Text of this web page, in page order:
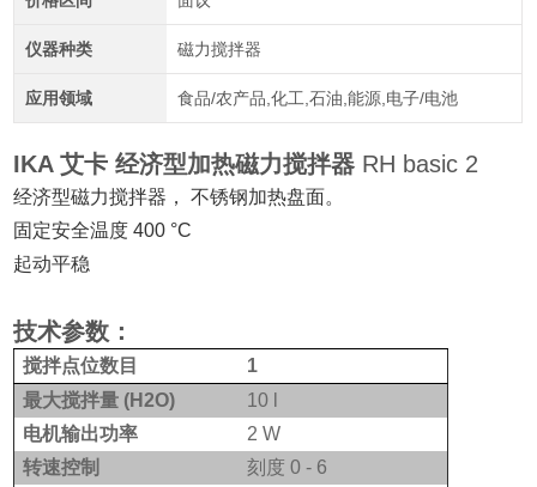
仪器种类 磁力搅拌器
应用领域 食品/农产品,化工,石油,能源,电子/电池
IKA 艾卡 经济型加热磁力搅拌器 RH basic 2
经济型磁力搅拌器， 不锈钢加热盘面。
固定安全温度 400 °C
起动平稳
技术参数：
搅拌点位数目
1
最大搅拌量 (H2O)
10 l
电机输出功率
2 W
转速控制
刻度 0 - 6